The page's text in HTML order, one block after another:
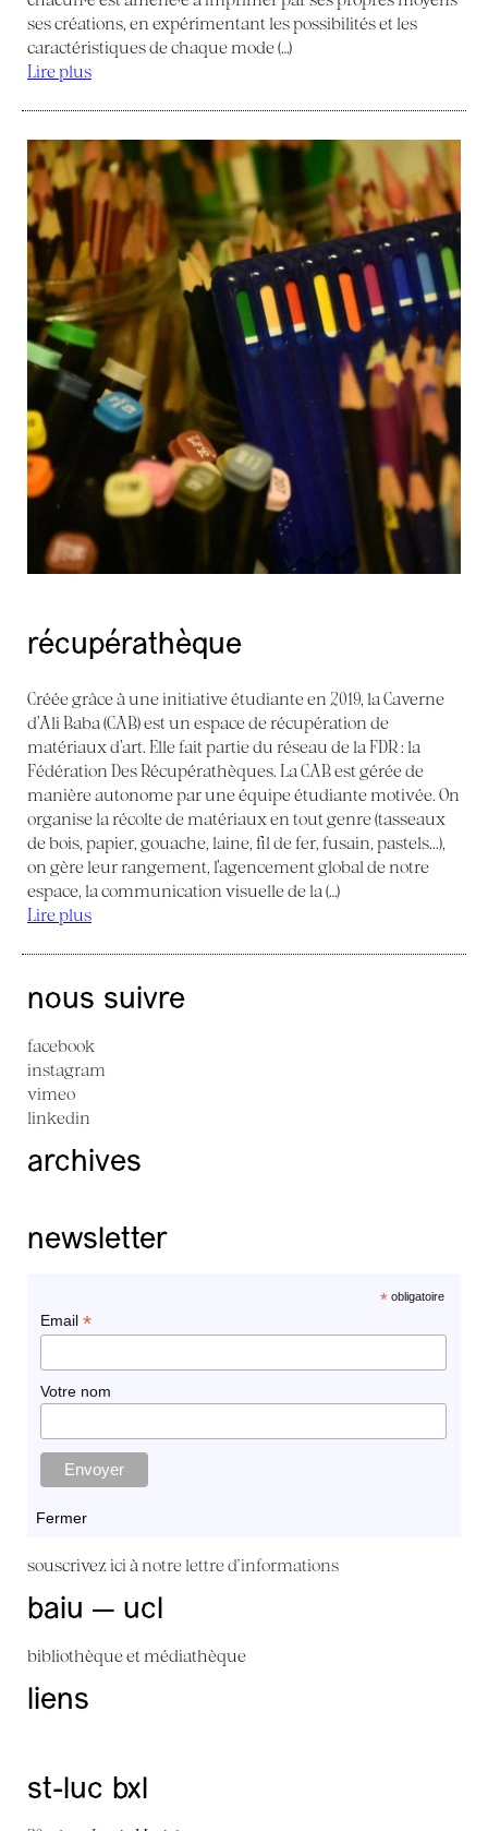
ses créations, en expérimentant les possibilités et les
caractéristiques de chaque mode (…)
Lire plus
récupérathèque
Créée grâce à une initiative étudiante en 2019, la Caverne
d’Ali Baba (CAB) est un espace de récupération de
matériaux d’art. Elle fait partie du réseau de la FDR : la
Fédération Des Récupérathèques. La CAB est gérée de
manière autonome par une équipe étudiante motivée. On
organise la récolte de matériaux en tout genre (tasseaux
de bois, papier, gouache, laine, fil de fer, fusain, pastels...),
on gère leur rangement, l’agencement global de notre
espace, la communication visuelle de la (…)
Lire plus
nous suivre
facebook
instagram
vimeo
linkedin
archives
newsletter
*obligatoire
Email *
Votre nom
Fermer
souscrivez ici à notre lettre d'informations
baiu — ucl
bibliothèque et médiathèque
liens
st-luc bxl